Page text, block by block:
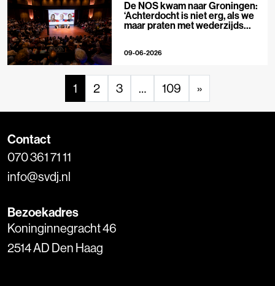
De NOS kwam naar Groningen:
‘Achterdocht is niet erg, als we
maar praten met wederzijds
09-06-2026
1 2 3 … 109 »
Contact
070 361 71 11
info@svdj.nl
Bezoekadres
Koninginnegracht 46
2514 AD Den Haag